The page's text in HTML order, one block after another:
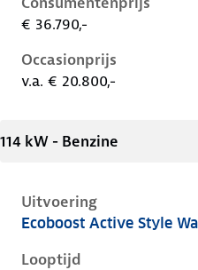
€ 36.790,-
Occasionprijs
v.a. € 20.800,-
114 kW - Benzine
Uitvoering
Ford Focus iv-1e-
Ecoboost Active Style
Looptijd